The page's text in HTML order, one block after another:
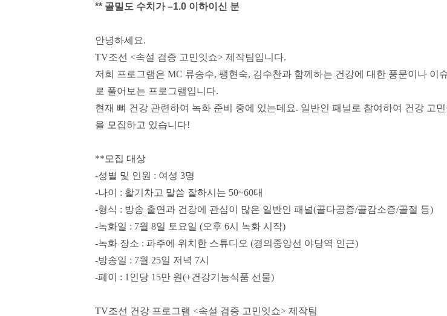
** 골밀도 수치가–1.0 이하이신 분
안녕하세요.
TV조선 <속설 검증 고민잇쇼> 제작팀입니다.
저희 프로그램은 MC 류승수, 팽현숙, 김수찬과 함께하는 건강에 대한 풍문이나 이
로 풀어보는 프로그램입니다.
현재 뼈 건강 관련하여 녹화 준비 중에 있는데요. 일반인 패널로 참여하여 건강 고
을 모집하고 있습니다!
** 모집 대상
-성별 및 인원 : 여성 3명
-나이 : 활기차고 말씀 잘하시는 50~60대
-형식 : 방송 출연과 건강에 관심이 많은 일반인 패널(골다공증/골감소증/골절 등)
-녹화일 : 7월 8일 토요일 (오후 6시 녹화 시작)
-녹화 장소 : 파주에 위치한 스튜디오 (경의중앙선 야당역 인근)
-방송일 : 7월 25일 저녁 7시
-페이 : 1 인당 15만 원(+건강기능식품 선물)
TV조선 건강 프로그램 <속설 검증 고민잇쇼> 제작팀